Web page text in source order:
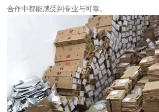
合作中都能感受到专业与可靠。